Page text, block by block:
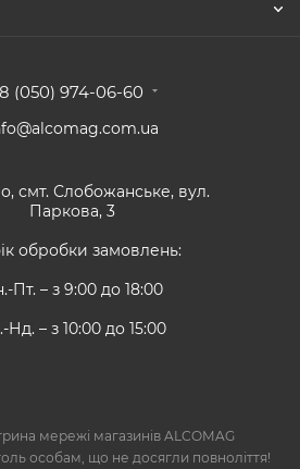
(050) 974-06-60
смт. Слобожанське, вул.
Паркова, 3
обробки замовлень:
Пт. – з 9:00 до 18:00
Нд. – з 10:00 до 15:00
мережі магазинів ALCOMAG
особам, що не досягли повноліття!